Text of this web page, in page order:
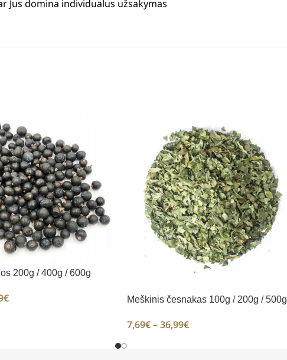
Jus domina individualus užsakymas
200g / 400g / 600g
€ Meškinis česnakas 100g / 200g / 500g
7,69€–36,99€